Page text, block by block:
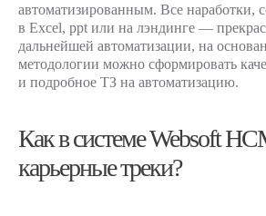
автоматизированным. Все наработки,
в Excel, ppt или на лэндинге —
дальнейшей автоматизации, на
методологии можно сформировать
и подробное ТЗ на автоматизацию.
Как в системе Websoft
карьерные треки?
вопросы
Запросить
демонстрацию
продуктов Websoft